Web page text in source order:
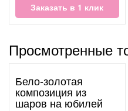
Заказать в 1 клик
Просмотренные
Бело-золотая
композиция из
шаров на юбилей